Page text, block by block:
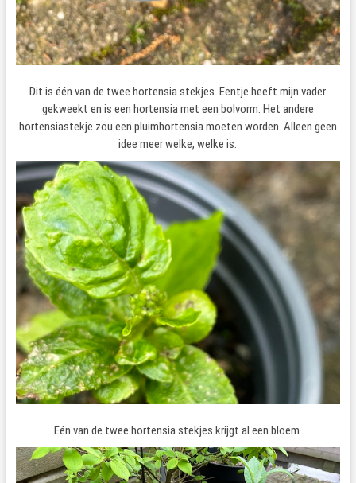
Dit is één van de twee hortensia stekjes. Eentje heeft mijn vader
gekweekt en is een hortensia met een bolvorm. Het andere
hortensiastekje zou een pluimhortensia moeten worden. Alleen geen
idee meer welke, welke is.
Eén van de twee hortensia stekjes krijgt al een bloem.